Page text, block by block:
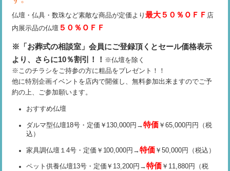
仏壇・仏具・数珠など素敵な商品が定価より 最大５０％ＯＦＦ 店
内展示品の仏壇 ５０％ＯＦＦ
※「お葬式の相談室」会員にご登録頂くとセール価格表示
より、さらに10％割引！！ ※仏壇を除く
※このチラシをご持参の方に粗品をプレゼント！！
他に特別企画イベントを店内で開催し、無料参加出来ますのでご予
約の上、ご参加願います。
おすすめ仏壇
ダルマ型仏壇18号・定価￥130,000円→特価 ￥65,000円円（税
込）
家具調仏壇１4号・定価￥100,000円→特価 ￥50,000円（税込）
ペット供養仏壇13号・定価￥13,200円→特価 ￥11,880円（税